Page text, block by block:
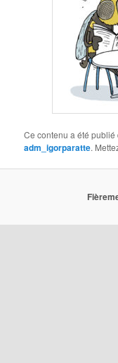
Ce contenu a été
adm_igorparatte.